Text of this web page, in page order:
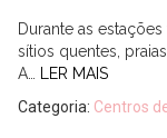
Durante as
sítios quentes,
A…
LER MAIS
Categoria: Centros